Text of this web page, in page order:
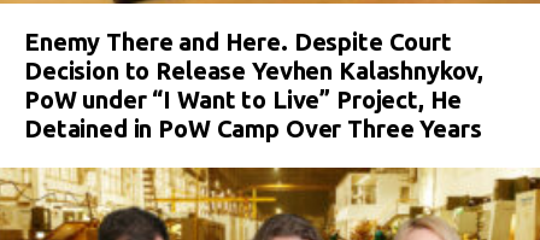
Enemy There and Here. Despite Court
Decision to Release Yevhen Kalashnykov,
PoW under “I Want to Live” Project, He
Detained in PoW Camp Over Three Years